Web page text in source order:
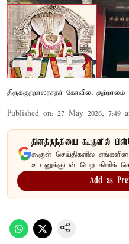
திருக்குற்றாலநாதர் கோவில், குற்றாலம்
Published on: 27 May 2026, 7:49
தினத்தந்தியை கூகுளில்
கூகுள் செய்திகளில்
உடனுக்குடன் பெற கிளிக்
Add as